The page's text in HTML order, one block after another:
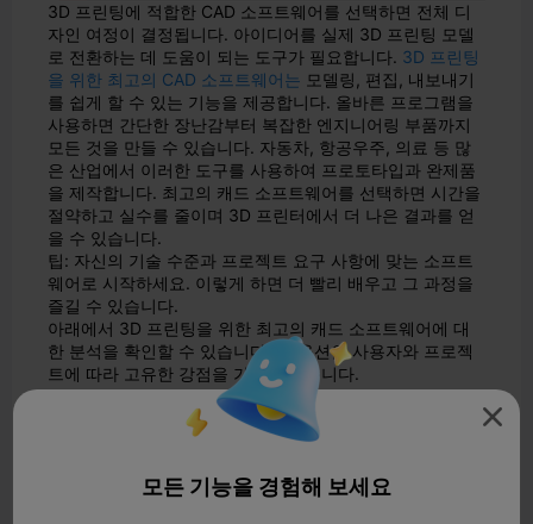
3D 프린팅에 적합한 CAD 소프트웨어를 선택하면 전체 디
자인 여정이 결정됩니다. 아이디어를 실제 3D 프린팅 모델
로 전환하는 데 도움이 되는 도구가 필요합니다. 3D 프린팅
을 위한 최고의 CAD 소프트웨어는 모델링, 편집, 내보내기
를 쉽게 할 수 있는 기능을 제공합니다. 올바른 프로그램을
사용하면 간단한 장난감부터 복잡한 엔지니어링 부품까지
모든 것을 만들 수 있습니다. 자동차, 항공우주, 의료 등 많
은 산업에서 이러한 도구를 사용하여 프로토타입과 완제품
을 제작합니다. 최고의 캐드 소프트웨어를 선택하면 시간을
절약하고 실수를 줄이며 3D 프린터에서 더 나은 결과를 얻
을 수 있습니다.
팁: 자신의 기술 수준과 프로젝트 요구 사항에 맞는 소프트
웨어로 시작하세요. 이렇게 하면 더 빨리 배우고 그 과정을
즐길 수 있습니다.
아래에서 3D 프린팅을 위한 최고의 캐드 소프트웨어에 대
한 분석을 확인할 수 있습니다. 각 옵션은 사용자와 프로젝
트에 따라 고유한 강점을 가지고 있습니다.
Fusion 360은 3D 프린팅을 위한 강력한 캐드 소프트웨어로
클라우드 기반 작업 공간을
나 프로젝트에 액세스할 수 있습니다. Fusion 360은 디자
인, 시뮬레이션, 제조 도구를 한 곳에 통합합니다. 따라서 프

모든 기능을 경험해 보세요